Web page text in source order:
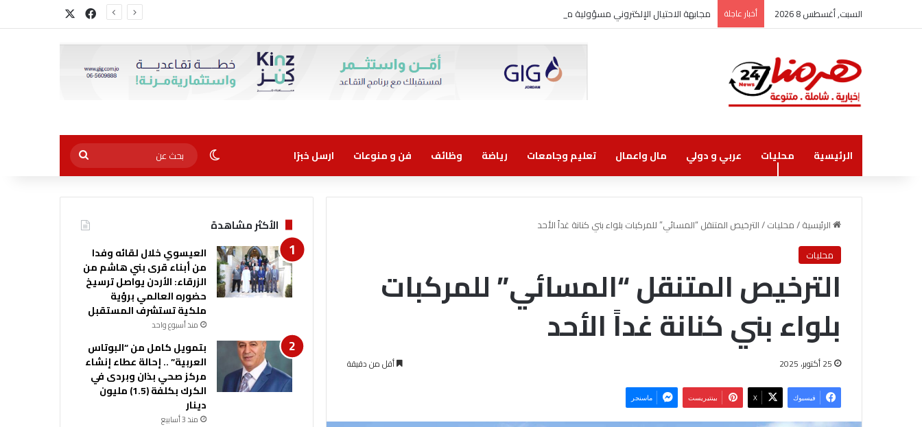
السبت, أغسطس 8 2026 أخبار عاجلة مجابهة الاحتيال الإلكتروني مسؤولية مشتركة فيسبوك
الرئيسية محليات عربي و دولي مال واعمال تعليم وجامعات رياضة وظائف فن و منوعات ارسل خبرًا الوضع المظلم
بحث
عن
الرئيسية/محليات/الترخيص المتنقل “المسائي” للمركبات بلواء بني كنانة غداً الأحد
محليات
الترخيص المتنقل “المسائي” للمركبات
بلواء بني كنانة غداً الأحد
25 أكتوبر، 2025 أقل من دقيقة
فيسبوك ‫X بينتيريست ماسنجر
الأكثر مشاهدة
العيسوي خلال لقائه وفدا
من أبناء قرى بني هاشم من
الزرقاء: الأردن يواصل ترسيخ
حضوره العالمي برؤية
ملكية تستشرف المستقبل
منذ أسبوع واحد
بتمويل كامل من “البوتاس
العربية” .. إحالة عطاء إنشاء
مركز صحي بذان وبردى في
الكرك بكلفة (1.5) مليون
دينار
منذ 3 أسابيع